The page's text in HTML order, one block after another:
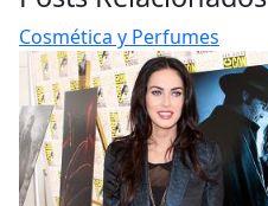
Cosmética y Perfumes